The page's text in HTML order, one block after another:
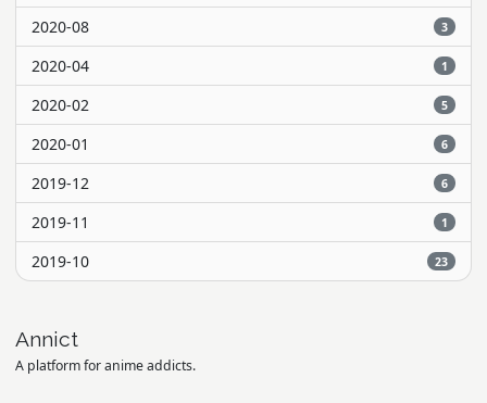
2020-08 3
2020-04 1
2020-02 5
2020-01 6
2019-12 6
2019-11 1
2019-10 23
Annict
A platform for anime addicts.